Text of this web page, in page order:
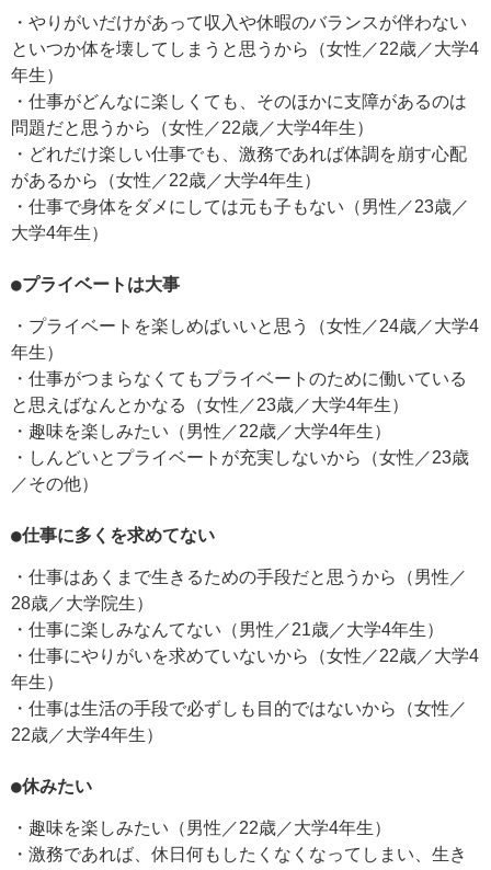
・やりがいだけがあって収入や休暇のバランスが伴わない
といつか体を壊してしまうと思うから（女性／22歳／大学4
年生）
・仕事がどんなに楽しくても、そのほかに支障があるのは
問題だと思うから（女性／22歳／大学4年生）
・どれだけ楽しい仕事でも、激務であれば体調を崩す心配
があるから（女性／22歳／大学4年生）
・仕事で身体をダメにしては元も子もない（男性／23歳／
大学4年生）
●プライベートは大事
・プライベートを楽しめばいいと思う（女性／24歳／大学4
年生）
・仕事がつまらなくてもプライベートのために働いている
と思えばなんとかなる（女性／23歳／大学4年生）
・趣味を楽しみたい（男性／22歳／大学4年生）
・しんどいとプライベートが充実しないから（女性／23歳
／その他）
●仕事に多くを求めてない
・仕事はあくまで生きるための手段だと思うから（男性／
28歳／大学院生）
・仕事に楽しみなんてない（男性／21歳／大学4年生）
・仕事にやりがいを求めていないから（女性／22歳／大学4
年生）
・仕事は生活の手段で必ずしも目的ではないから（女性／
22歳／大学4年生）
●休みたい
・趣味を楽しみたい（男性／22歳／大学4年生）
・激務であれば、休日何もしたくなくなってしまい、生き